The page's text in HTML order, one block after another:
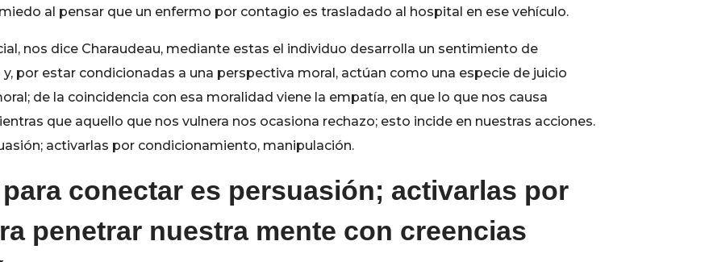
al pensar que un enfermo por contagio es trasladado al hospital en ese vehículo.
nos dice Charaudeau, mediante estas el individuo desarrolla un sentimiento de
por estar condicionadas a una perspectiva moral, actúan como una especie de juicio
de la coincidencia con esa moralidad viene la empatía, en que lo que nos causa
que aquello que nos vulnera nos ocasiona rechazo; esto incide en nuestras acciones.
activarlas por condicionamiento, manipulación.
conectar es persuasión; activarlas por
penetrar nuestra mente con creencias